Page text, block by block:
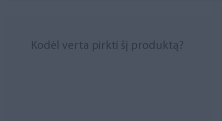
Kodėl verta pirkti šį produktą?